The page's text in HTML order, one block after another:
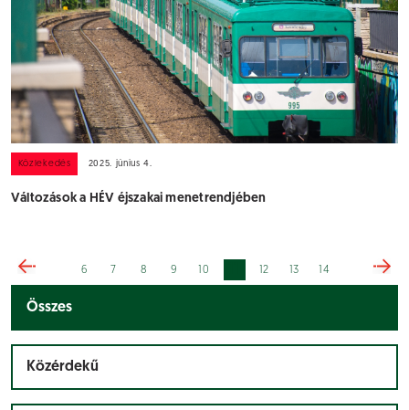
Közlekedés 2025. június 4.
Változások a HÉV éjszakai menetrendjében
6 7 8 9 10 12 13 14
Összes
Közérdekű